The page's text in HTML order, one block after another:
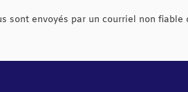
sont envoyés par un courriel non fiable